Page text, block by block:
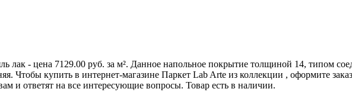
лак - цена 7129.00 руб. за м². Данное напольное покрытие толщиной 14, типом
Чтобы купить в интернет-магазине Паркет Lab Arte из коллекции , оформите
ответят на все интересующие вопросы. Товар есть в наличии.